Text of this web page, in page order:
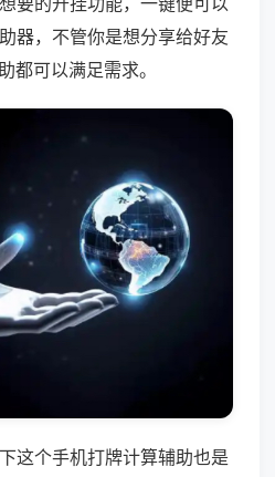
器，不管你是想分享给好友
都可以满足需求。
这个手机打牌计算辅助也是